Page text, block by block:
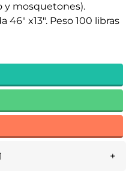
y mosquetones).
46" x13". Peso 100 libras
+